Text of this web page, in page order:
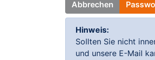
Hinweis:
Sollten Sie nicht
und unsere E-Mail